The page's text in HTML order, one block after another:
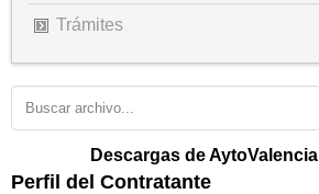
Trámites
Descargas de AytoValencia
Perfil del Contratante